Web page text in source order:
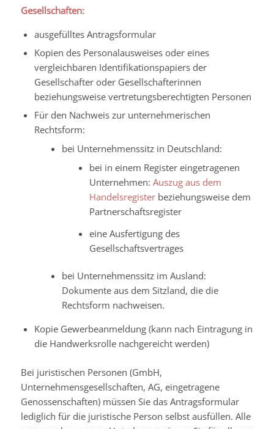
Gesellschaften:
ausgefülltes Antragsformular
Kopien des Personalausweises oder eines
vergleichbaren Identifikationspapiers der
Gesellschafter oder Gesellschafterinnen
beziehungsweise vertretungsberechtigten Personen
Für den Nachweis zur unternehmerischen
Rechtsform:
bei Unternehmenssitz in Deutschland:
bei in einem Register eingetragenen
Unternehmen: Auszug aus dem
Handelsregisterbeziehungsweise dem
Partnerschaftsregister
eine Ausfertigung des
Gesellschaftsvertrages
bei Unternehmenssitz im Ausland:
Dokumente aus dem Sitzland, die die
Rechtsform nachweisen.
Kopie Gewerbeanmeldung (kann nach Eintragung in
die Handwerksrolle nachgereicht werden)
Bei juristischen Personen (GmbH,
Unternehmensgesellschaften, AG, eingetragene
Genossenschaften) müssen Sie das Antragsformular
lediglich für die juristische Person selbst ausfüllen. Alle